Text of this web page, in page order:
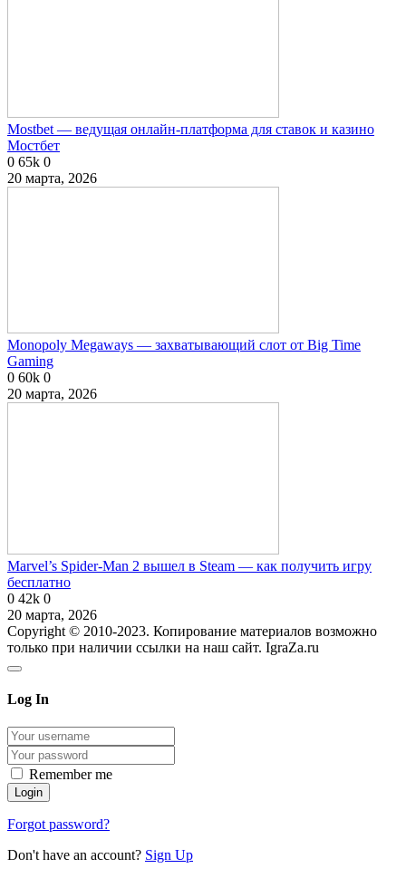
Mostbet — ведущая онлайн-платформа для ставок и казино
Мостбет
0 65k 0
20 марта, 2026
Monopoly Megaways — захватывающий слот от Big Time
Gaming
0 60k 0
20 марта, 2026
Marvel’s Spider-Man 2 вышел в Steam — как получить игру
бесплатно
0 42k 0
20 марта, 2026
Copyright © 2010-2023. Копирование материалов возможно
только при наличии ссылки на наш сайт. IgraZa.ru
Log In
Remember me
Forgot password?
Don't have an account? Sign Up